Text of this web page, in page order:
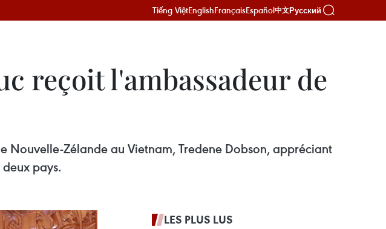
Tiếng ViệtEnglishFrançaisEspañol中文Русский
reçoit l'ambassadeur de
Nouvelle-Zélande au Vietnam, Tredene Dobson, appréciant
pays.
LES PLUS LUS